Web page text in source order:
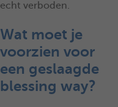
echt verboden.
Wat moet je
voorzien voor
een geslaagde
blessing way?